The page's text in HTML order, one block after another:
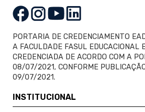
PORTARIA DE CREDENCIAMENTO
A FACULDADE FASUL EDUCACIONAL
CREDENCIADA DE ACORDO COM A
08/07/2021, CONFORME PUBLICAÇÃO
09/07/2021.
INSTITUCIONAL